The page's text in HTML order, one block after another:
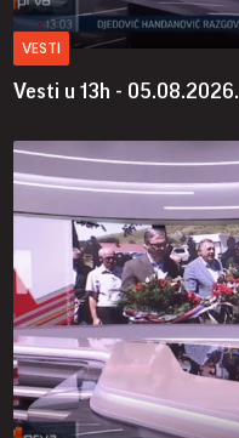
VESTI
Vesti u 13h - 05.08.2026.